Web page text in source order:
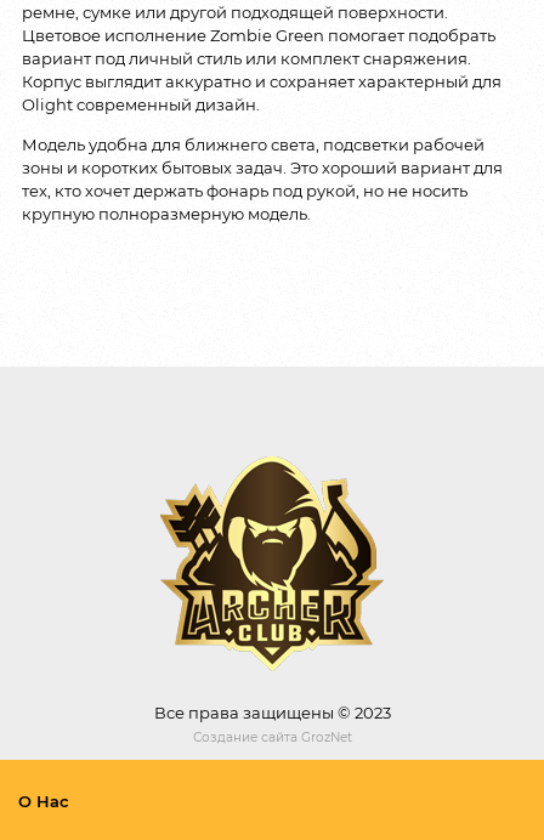
ремне, сумке или другой подходящей поверхности.
Цветовое исполнение Zombie Green помогает подобрать
вариант под личный стиль или комплект снаряжения.
Корпус выглядит аккуратно и сохраняет характерный для
Olight современный дизайн.
Модель удобна для ближнего света, подсветки рабочей
зоны и коротких бытовых задач. Это хороший вариант для
тех, кто хочет держать фонарь под рукой, но не носить
крупную полноразмерную модель.
Все права защищены © 2023
Создание сайта GrozNet
О Нас